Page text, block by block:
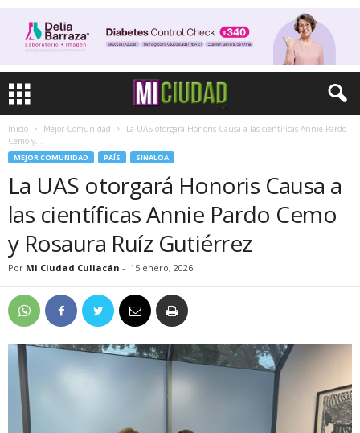
Inicio Mejor Comunidad
La UAS otorgará Honoris Causa a las científicas Annie Pardo
Cemo y...
MEJOR COMUNIDAD PAÍS SINALOA
La UAS otorgará Honoris Causa a
las científicas Annie Pardo Cemo
y Rosaura Ruíz Gutiérrez
Por Mi Ciudad Culiacán - 15 enero, 2026